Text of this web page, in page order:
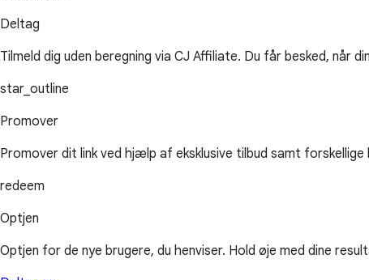
Deltag
Tilmeld dig uden beregning via CJ Affiliate. Du får besked, når
star_outline
Promover
Promover dit link ved hjælp af eksklusive tilbud samt
redeem
Optjen
Optjen for de nye brugere, du henviser. Hold øje med dine